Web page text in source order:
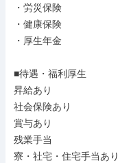
・労災保険
・健康保険
・厚生年金
■待遇・福利厚生
昇給あり
社会保険あり
賞与あり
残業手当
寮・社宅・住宅手当あり